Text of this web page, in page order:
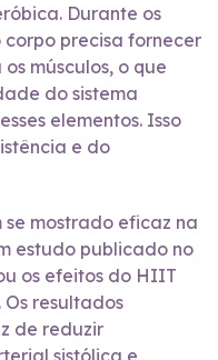
Durante os
precisa fornecer
músculos, o que
do sistema
elementos. Isso
e do
mostrado eficaz na
estudo publicado no
os efeitos do HIIT
resultados
de reduzir